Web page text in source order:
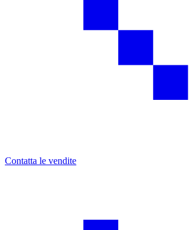
Contatta le vendite